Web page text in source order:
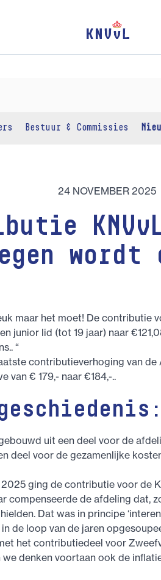
Bestuur & Commissies
24 NOVEMBER 2025
wordt
maar het moet! De contributie
junior lid (tot 19 jaar) naar
“
contributieverhoging van
van € 179,- naar €184,-..
uit een deel voor de
deel voor de gezamenlijke
ging de contributie voor de
compenseerde de afdeling dat,
Dat was in principe
de loop van de jaren
het contributiedeel voor
we denken voortaan ook de